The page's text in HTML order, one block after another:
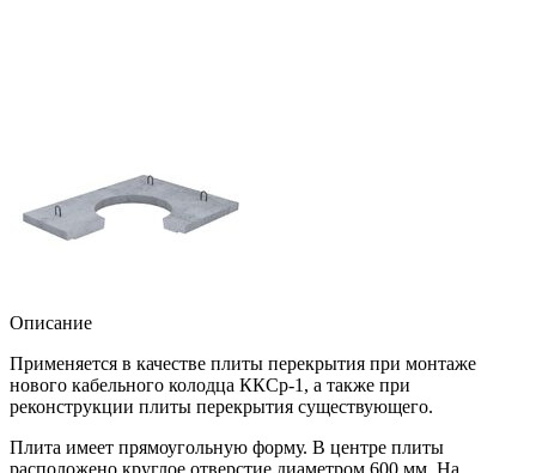
Описание
Применяется в качестве плиты перекрытия при монтаже
нового кабельного колодца ККСр-1, а также при
реконструкции плиты перекрытия существующего.
Плита имеет прямоугольную форму. В центре плиты